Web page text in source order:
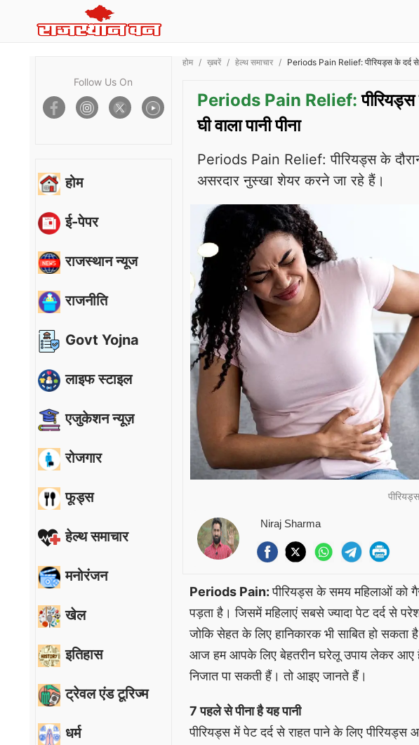
Follow Us On
होम
ई-पेपर
राजस्थान न्यूज
राजनीति
Govt Yojna
लाइफ स्टाइल
एजुकेशन न्यूज़
रोजगार
फूड्स
हेल्थ समाचार
मनोरंजन
खेल
इतिहास
ट्रेवल एंड टूरिज्म
धर्म
होम ख़बरें हेल्थ समाचार Periods Pain Relief: पीरियड्स के दर्द से
Periods Pain Relief:
घी वाला पानी पीना
Periods Pain Relief: पीरियड्स के
असरदार नुस्खा शेयर करने जा रहे हैं।
Niraj Sharma
Periods Pain:पीरियड्स के समय महिलाओं को
पड़ता है। जिसमें महिलाएं सबसे ज्यादा पेट दर्द से
जोकि सेहत के लिए हानिकारक भी साबित हो
आज हम आपके लिए बेहतरीन घरेलू उपाय लेकर आए
निजात पा सकती हैं। तो आइए जानते हैं।
7 पहले से पीना है यह पानी
पीरियड्स में पेट दर्द से राहत पाने के लिए